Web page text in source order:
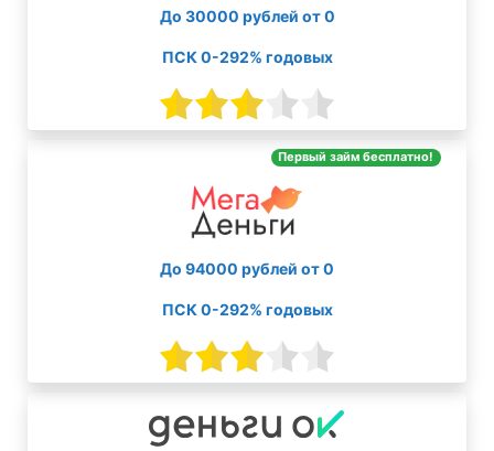
До 30000 рублей от 0
ПСК 0-292% годовых
Первый займ бесплатно!
До 94000 рублей от 0
ПСК 0-292% годовых